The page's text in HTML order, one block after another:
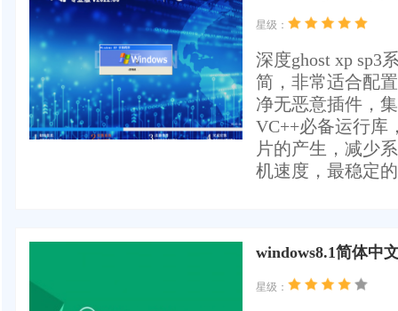
星级：
深度ghost xp sp3
简，非常适合配
净无恶意插件，
VC++必备运行库
片的产生，减少
机速度，最稳定
windows8.1简体中
星级：